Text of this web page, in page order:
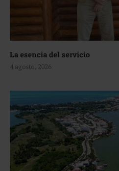
La esencia del servicio
4 agosto, 2026